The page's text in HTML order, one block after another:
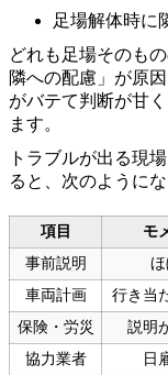
足場解体時に
どれも足場そのも
隣への配慮」が原
がバテて判断が甘
ます。
トラブルが出る現
ると、次のようにな
項目 モ
事前説明
ほ
車両計画
行き当
保険・労災
説明
協力業者
日